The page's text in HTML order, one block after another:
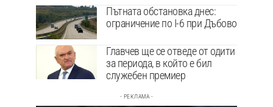
Пътната обстановка днес:
ограничение по I-6 при Дъбово
Главчев ще се отведе от одити
за периода, в който е бил
служебен премиер
- РЕКЛАМА -